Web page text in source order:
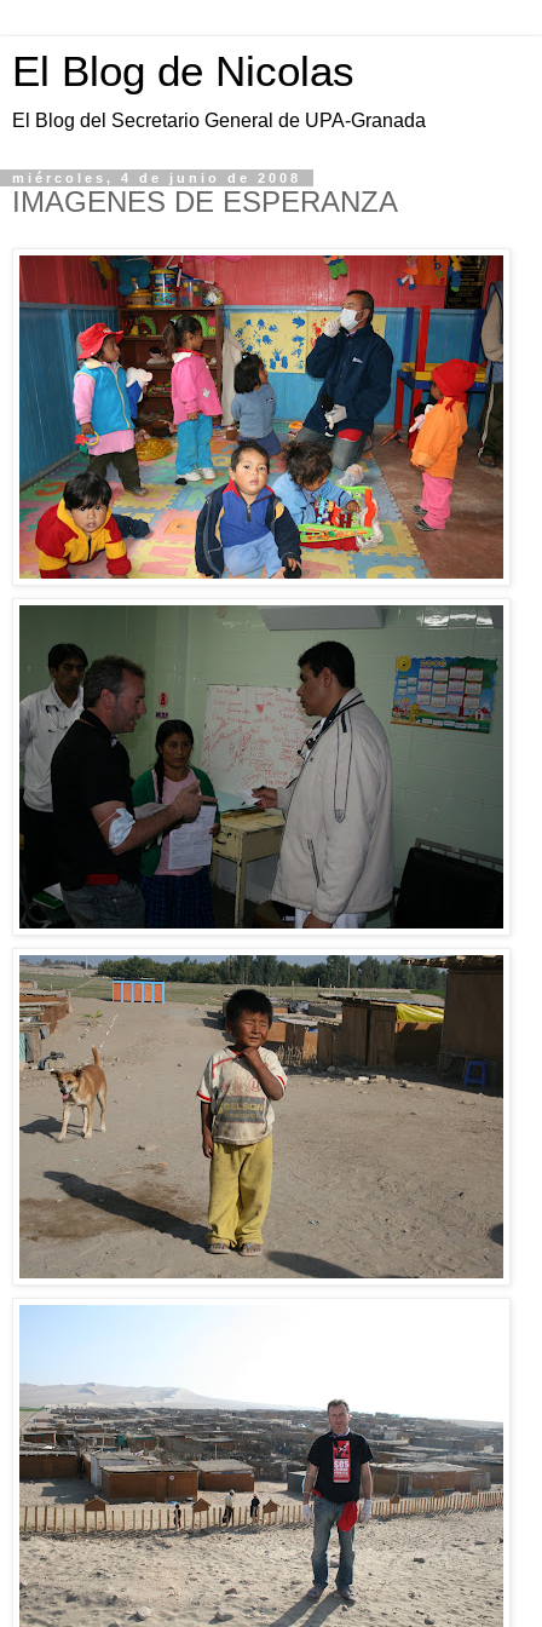
El Blog de Nicolas
El Blog del Secretario General de UPA-Granada
miércoles, 4 de junio de 2008
IMAGENES DE ESPERANZA